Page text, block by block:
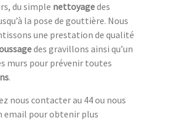
du simple nettoyagedes
la pose de gouttière. Nous
une prestation de qualité
des gravillons ainsi qu’un
murs pour prévenir toutes
.
nous contacter au 44 ou nous
email pour obtenir plus